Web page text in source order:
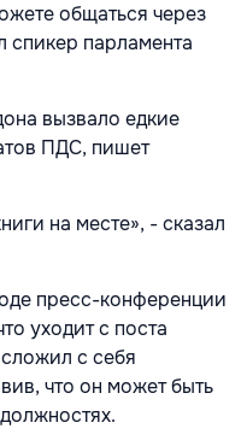
общаться через
спикер парламента
вызвало едкие
ПДС, пишет
на месте», - сказал
пресс-конференции
уходит с поста
с себя
что он может быть